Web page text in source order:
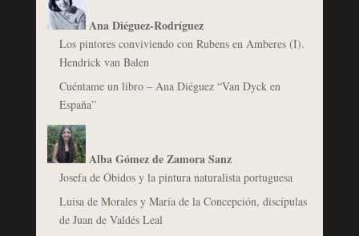
Ana Diéguez-Rodríguez
Los pintores conviviendo con Rubens en Amberes (I).
Hendrick van Balen
Cuéntame un libro – Ana Diéguez “Van Dyck en
España”
Alba Gómez de Zamora Sanz
Josefa de Óbidos y la pintura naturalista portuguesa
Luisa de Morales y María de la Concepción, discípulas
de Juan de Valdés Leal